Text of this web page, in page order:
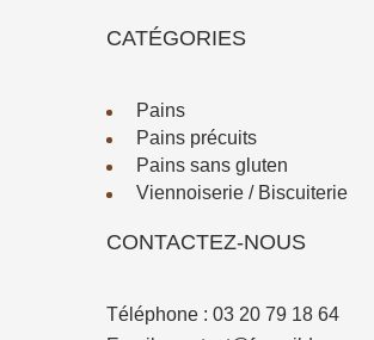
CATÉGORIES
Pains
Pains précuits
Pains sans gluten
Viennoiserie / Biscuiterie
CONTACTEZ-NOUS
Téléphone : 03 20 79 18 64